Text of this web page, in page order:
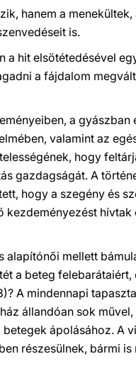
hanem a
is.
a hit elsötétedésével
a fájdalom
a gyászban
valamint az
hogy
gazdagságát. A
hogy a szegény és
hívtak
alapítónői mellett
a beteg felebarátaiért,
A mindennapi
állandóan sok
ápolásához. A
részesülnek, bármi is